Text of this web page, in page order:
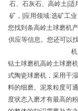
石、石灰石、高岭土|适
矿，|应用领域:选矿工
您找到条高岭土球磨机
供应等信息。您还可以
钴土球磨机高岭土球磨
式陶瓷球磨机，采用干
料的细磨。泥浆粒度可
度状态入磨才有最高的